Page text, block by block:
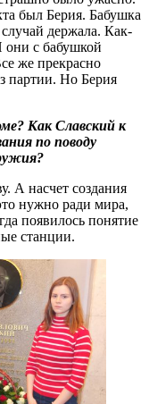
был Берия. Бабушка
держала. Как-
они с бабушкой
же прекрасно
партии. Но Берия
Как Славский к
по поводу
А насчет создания
нужно ради мира,
появилось понятие
станции.